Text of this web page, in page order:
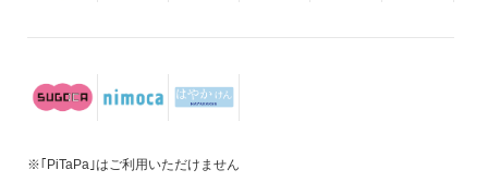
※｢PiTaPa｣はご利用いただけません